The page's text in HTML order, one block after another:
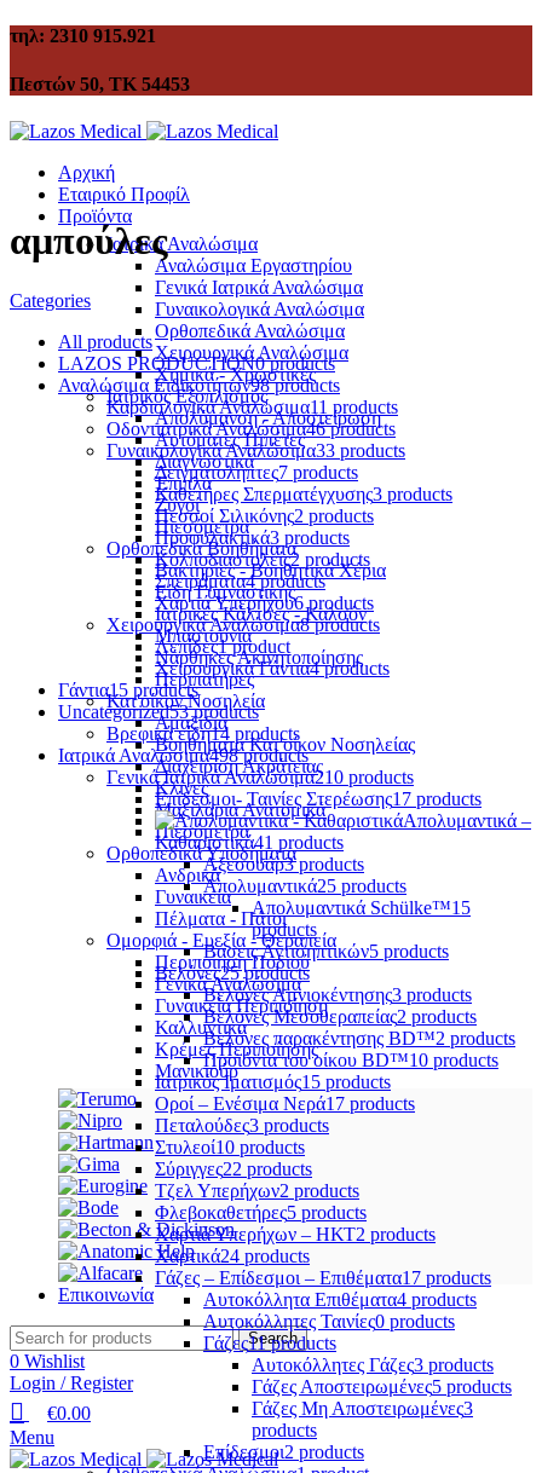
τηλ: 2310 915.921
Πεστών 50, ΤΚ 54453
Αρχική
Εταιρικό Προφίλ
Προϊόντα
Ιατρικά Αναλώσιμα
Αναλώσιμα Εργαστηρίου
Γενικά Ιατρικά Αναλώσιμα
Γυναικολογικά Αναλώσιμα
Ορθοπεδικά Αναλώσιμα
Χειρουργικά Αναλώσιμα
Χημικά - Χρωστικές
Ιατρικός Εξοπλισμός
Απολύμανση - Αποστείρωση
Αυτόματες Πιπέτες
Διαγνωστικά
Έπιπλα
Ζυγοί
Πιεσόμετρα
Ορθοπεδικά Βοηθήματα
Βακτηρίες - Βοηθητικά Χέρια
Είδη Γυμναστικής
Ιατρικές Κάλτσες - Καλσόν
Μπαστούνια
Νάρθηκες Ακινητοποίησης
Περιπατήρες
Κατ'οίκον Νοσηλεία
Αμαξίδια
Βοηθήματα Κατ'οίκον Νοσηλείας
Διαχείριση Ακράτειας
Κλίνες
Μαξιλάρια Ανατομικά
Πιεσόμετρα
Ορθοπεδικά Υποδήματα
Ανδρικά
Γυναικεία
Πέλματα - Πάτοι
Ομορφιά - Ευεξία - Θεραπεία
Περιποίηση Ποδιού
Γενικά Αναλώσιμα
Γυναικεία Περιποίηση
Καλλυντικά
Κρέμες Περιποίησης
Μανικιούρ
Επικοινωνία
Search
0 Wishlist
Login / Register
€0.00
Menu
αμπούλες
Categories
All products
LAZOS PRODUCTION0 products
Αναλώσιμα Ειδικοτήτων98 products
Καρδιολογικά Αναλώσιμα11 products
Οδοντιατρικά Αναλώσιμα46 products
Γυναικολογικά Αναλώσιμα33 products
Δειγματολήπτες7 products
Καθετήρες Σπερματέγχυσης3 products
Πεσσοί Σιλικόνης2 products
Προφυλακτικά3 products
Κολποδιαστολείς2 products
Σπειράματα4 products
Χαρτιά Υπερήχου6 products
Χειρουργικά Αναλώσιμα8 products
Λεπίδες1 product
Χειρουργικά Γάντια4 products
Γάντια15 products
Uncategorized53 products
Βρεφικά είδη14 products
Ιατρικά Αναλώσιμα498 products
Γενικά Ιατρικά Αναλώσιμα210 products
Επίδεσμοι- Ταινίες Στερέωσης17 products
Απολυμαντικά –
Καθαριστικά41 products
Αξεσουάρ3 products
Απολυμαντικά25 products
Απολυμαντικά Schülke™15
products
Βάσεις Αντισηπτικών5 products
Βελόνες25 products
Βελόνες Αμνιοκέντησης3 products
Βελόνες Μεσοθεραπείας2 products
Βελόνες παρακέντησης BD™2 products
Προϊόντα του οίκου BD™10 products
Ιατρικός Ιματισμός15 products
Οροί – Ενέσιμα Νερά17 products
Πεταλούδες3 products
Στυλεοί10 products
Σύριγγες22 products
Τζελ Υπερήχων2 products
Φλεβοκαθετήρες5 products
Χαρτιά Υπερήχων – ΗΚΤ2 products
Χαρτικά24 products
Γάζες – Επίδεσμοι – Επιθέματα17 products
Αυτοκόλλητα Επιθέματα4 products
Αυτοκόλλητες Ταινίες0 products
Γάζες11 products
Αυτοκόλλητες Γάζες3 products
Γάζες Αποστειρωμένες5 products
Γάζες Μη Αποστειρωμένες3
products
Επίδεσμοι2 products